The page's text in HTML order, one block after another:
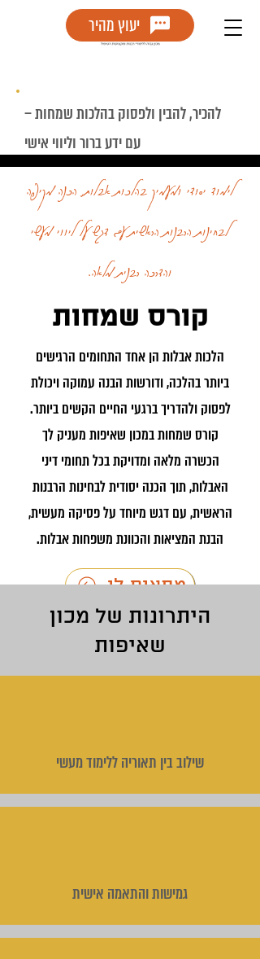
יעוץ מהיר
להכיר, להבין ולפסוק בהלכות שמחות –
עם ידע ברור וליווי אישי
לימוד יסודי ומעמיק בהלכות אבלות, הכנה מקיפה
לבחינות הרבנות הראשית עם דגש על ליווי מעשי
והדרכה רבנית מלאה.
קורס שמחות
הלכות אבלות הן אחד התחומים הרגישים
ביותר בהלכה, ודורשות הבנה עמוקה ויכולת
לפסוק ולהדריך ברגעי החיים הקשים ביותר.
קורס שמחות במכון שאיפות מעניק לך
הכשרה מלאה ומדויקת בכל תחומי דיני
האבלות, תוך הכנה יסודית לבחינות הרבנות
הראשית, עם דגש מיוחד על פסיקה מעשית,
הבנת המציאות והכוונת משפחות אבלות.
מתאים לי
מה הפרטים
היתרונות של מכון
שאיפות
שילוב בין תאוריה ללימוד מעשי
גמישות והתאמה אישית